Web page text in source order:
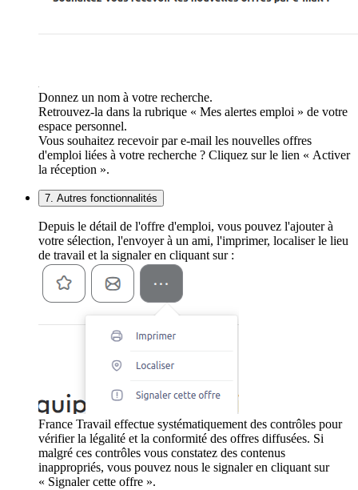
Donnez un nom à votre recherche.
Retrouvez-la dans la rubrique « Mes alertes emploi » de votre
espace personnel.
Vous souhaitez recevoir par e-mail les nouvelles offres
d'emploi liées à votre recherche ? Cliquez sur le lien « Activer
la réception ».
7. Autres fonctionnalités
Depuis le détail de l'offre d'emploi, vous pouvez l'ajouter à
votre sélection, l'envoyer à un ami, l'imprimer, localiser le lieu
de travail et la signaler en cliquant sur :
France Travail effectue systématiquement des contrôles pour
vérifier la légalité et la conformité des offres diffusées. Si
malgré ces contrôles vous constatez des contenus
inappropriés, vous pouvez nous le signaler en cliquant sur
« Signaler cette offre ».